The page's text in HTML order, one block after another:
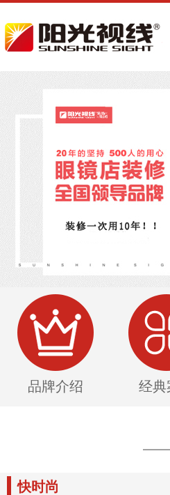
品牌介绍 经典
快时尚